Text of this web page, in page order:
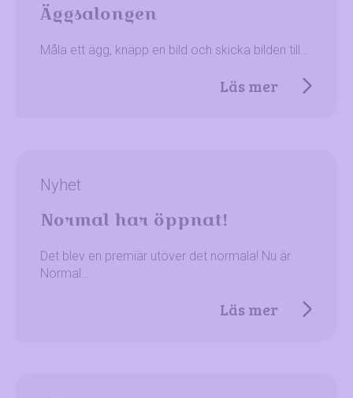
Äggsalongen
Måla ett ägg, knäpp en bild och skicka bilden till…
Läs mer
Nyhet
Normal har öppnat!
Det blev en premiär utöver det normala! Nu är
Normal…
Läs mer